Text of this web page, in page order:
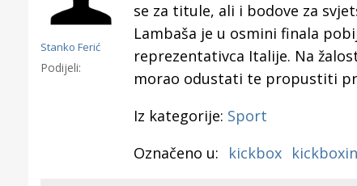
Stanko Ferić
Podijeli:
se za titule, ali i bodove za
Lambaša je u osmini finala
reprezentativca Italije. Na
morao odustati te propustiti
Iz kategorije: Sport
Označeno u:
kickbox